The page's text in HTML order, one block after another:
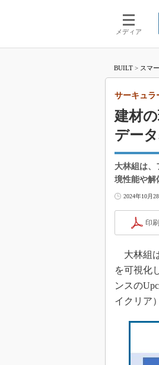
メディア
BUILT > スマ
建材
デー
サーキュラ
大林組は、
境性能や解
2024年10月
印
大林組
を可視化
ンスの
イクリア